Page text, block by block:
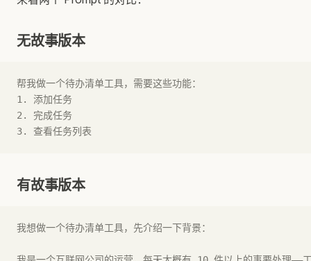
无故事版本
帮我做一个待办清单工具，需要这些功能：
1. 添加任务
2. 完成任务
3. 查看任务列表
有故事版本
我想做一个待办清单工具，先介绍一下背景：